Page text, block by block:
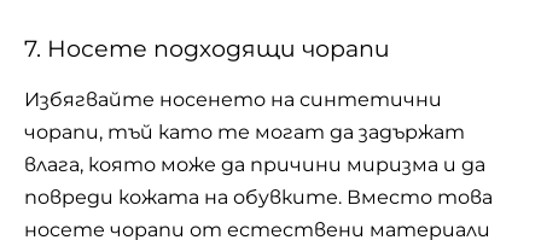
7. Носете подходящи чорапи
Избягвайте носенето на синтетични
чорапи, тъй като те могат да задържат
влага, която може да причини миризма и да
повреди кожата на обувките. Вместо това
носете чорапи от естествени материали